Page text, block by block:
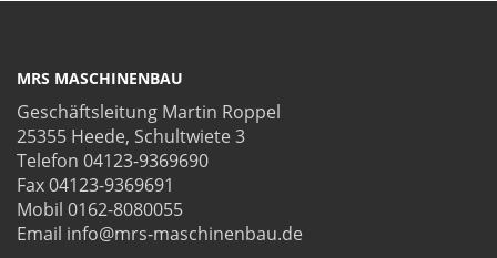
MRS MASCHINENBAU
Geschäftsleitung Martin Roppel
25355 Heede, Schultwiete 3
Telefon 04123-9369690
Fax 04123-9369691
Mobil 0162-8080055
Email info@mrs-maschinenbau.de